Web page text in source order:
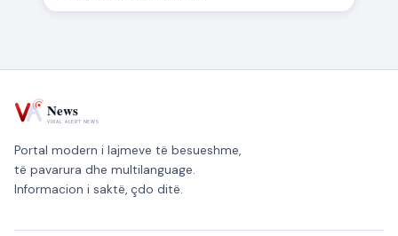
Portal modern i lajmeve të besueshme,
të pavarura dhe multilanguage.
Informacion i saktë, çdo ditë.